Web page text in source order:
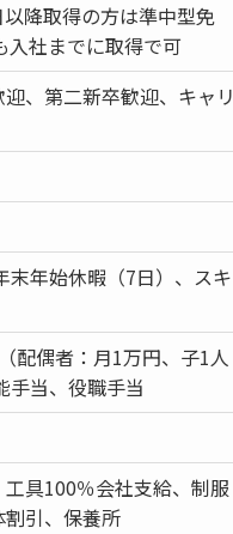
降取得の方は準中型免
入社までに取得で可
、第二新卒歓迎、キャリ
末年始休暇（7日）、スキ
配偶者：月1万円、子1人
手当、役職手当
具100％会社支給、制服
引、保養所